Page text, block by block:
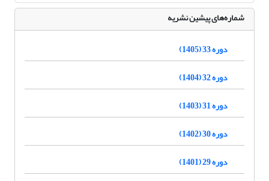
شماره‌های پیشین نشریه
دوره 33 (1405)
دوره 32 (1404)
دوره 31 (1403)
دوره 30 (1402)
دوره 29 (1401)